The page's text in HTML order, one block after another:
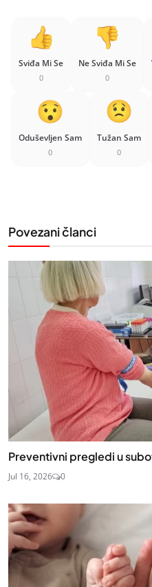
Sviđa Mi Se
0
Ne Sviđa Mi Se
0
Oduševljen Sam
0
Tužan Sam
0
Povezani članci
Preventivni pregledi u
Jul 16, 2026 0